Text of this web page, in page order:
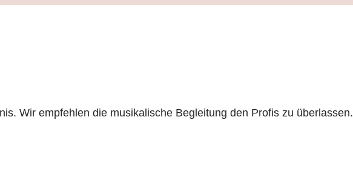
Wir empfehlen die musikalische Begleitung den Profis zu überlassen.